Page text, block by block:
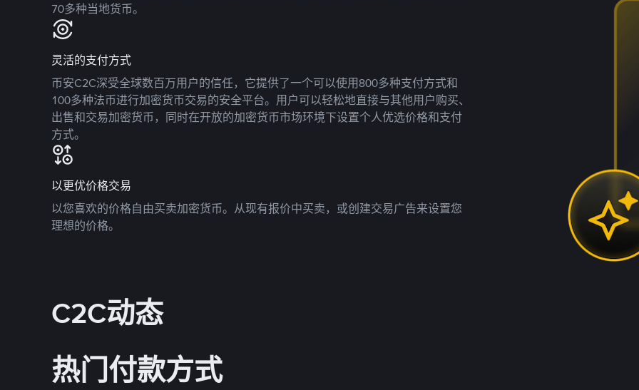
70多种当地货币。
灵活的支付方式
币安C2C深受全球数百万用户的信任，它提供了一个可以使用800多种支付方式和
100多种法币进行加密货币交易的安全平台。用户可以轻松地直接与其他用户购买、
出售和交易加密货币，同时在开放的加密货币市场环境下设置个人优选价格和支付
方式。
以更优价格交易
以您喜欢的价格自由买卖加密货币。从现有报价中买卖，或创建交易广告来设置您
理想的价格。
C2C动态
热门付款方式